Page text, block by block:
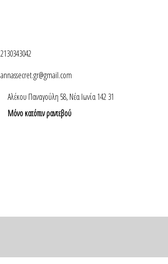
2130343042
annassecret.gr@gmail.com
Αλέκου Παναγούλη 58, Νέα Ιωνία 142 31
Μόνο κατόπιν ραντεβού